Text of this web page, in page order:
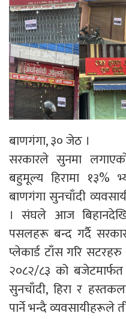
बाणगंगा, ३० जेठ ।
सरकारले सुनमा
बहुमूल्य हिरामा १३%
बाणगंगा सुनचाँदी
। संघले आज
पसलहरू बन्द गर्दै
प्लेकार्ड टाँस गरि
२०८२/८३ को
सुनचाँदी, हिरा र
पार्ने भन्दै व्यवसायीहरूले